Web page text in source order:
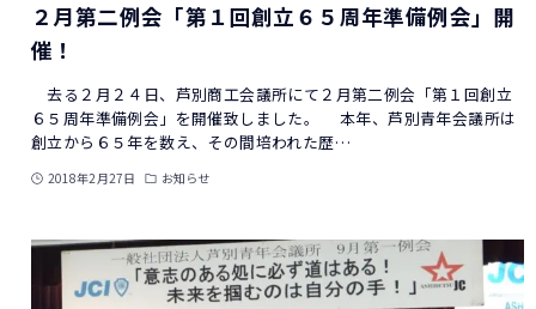
２月第二例会「第１回創立６５周年準備例会」開
催！
去る２月２４日、芦別商工会議所にて２月第二例会「第１回創立
６５周年準備例会」を開催致しました。 本年、芦別青年会議所は
創立から６５年を数え、その間培われた歴…
2018年2月27日 お知らせ